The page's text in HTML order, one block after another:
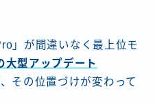
」が間違いなく最上位モ
大型アップデート
その位置づけが変わって